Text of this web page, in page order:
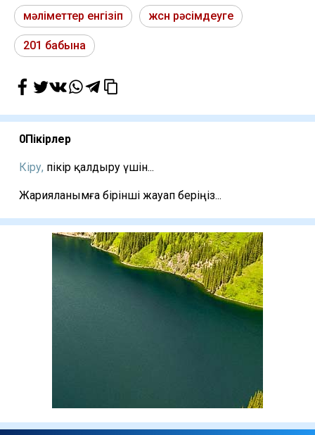
мәліметтер енгізіп жсн рәсімдеуге
201 бабына
0Пікірлер
Кіру, пікір қалдыру үшін...
Жарияланымға бірінші жауап беріңіз...